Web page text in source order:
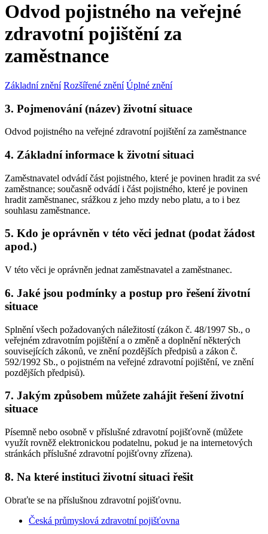
Odvod pojistného na veřejné
zdravotní pojištění za
zaměstnance
Základní znění Rozšířené znění Úplné znění
3. Pojmenování (název) životní situace
Odvod pojistného na veřejné zdravotní pojištění za zaměstnance
4. Základní informace k životní situaci
Zaměstnavatel odvádí část pojistného, které je povinen hradit za své
zaměstnance; současně odvádí i část pojistného, které je povinen
hradit zaměstnanec, srážkou z jeho mzdy nebo platu, a to i bez
souhlasu zaměstnance.
5. Kdo je oprávněn v této věci jednat (podat žádost
apod.)
V této věci je oprávněn jednat zaměstnavatel a zaměstnanec.
6. Jaké jsou podmínky a postup pro řešení životní
situace
Splnění všech požadovaných náležitostí (zákon č. 48/1997 Sb., o
veřejném zdravotním pojištění a o změně a doplnění některých
souvisejících zákonů, ve znění pozdějších předpisů a zákon č.
592/1992 Sb., o pojistném na veřejné zdravotní pojištění, ve znění
pozdějších předpisů).
7. Jakým způsobem můžete zahájit řešení životní
situace
Písemně nebo osobně v příslušné zdravotní pojišťovně (můžete
využít rovněž elektronickou podatelnu, pokud je na internetových
stránkách příslušné zdravotní pojišťovny zřízena).
8. Na které instituci životní situaci řešit
Obraťte se na příslušnou zdravotní pojišťovnu.
Česká průmyslová zdravotní pojišťovna